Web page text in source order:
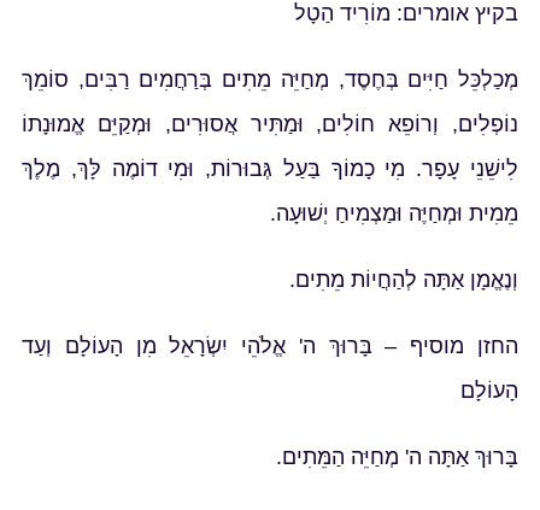
בקיץ אומרים: מוֹרִיד הַטָל
מְכַלְכֵּל חַיִּים בְּחֶסֶד, מְחַיֵּה מֵתִים בְּרַחֲמִים רַבִּים, סוֹמֵךְ
נוֹפְלִים, וְרוֹפֵא חוֹלִים, וּמַתִּיר אֲסוּרִים, וּמְקַיֵּם אֱמוּנָתוֹ
לִישֵׁנֵי עָפָר. מִי כָמוֹךָ בַּעַל גְּבוּרוֹת, וּמִי דוֹמֶה לָּךְ, מֶלֶךְ
מֵמִית וּמְחַיֶּה וּמַצְמִיחַ יְשׁוּעָה.
וְנֶאֱמָן אַתָּה לְהַחֲיוֹת מֵתִים.
החזן מוסיף – בָּרוּךְ ה' אֱלֹהֵי יִשְׂרָאֵל מִן הָעוֹלָם וְעַד
הָעוֹלָם
בָּרוּךְ אַתָּה ה' מְחַיֵּה הַמֵּתִים.